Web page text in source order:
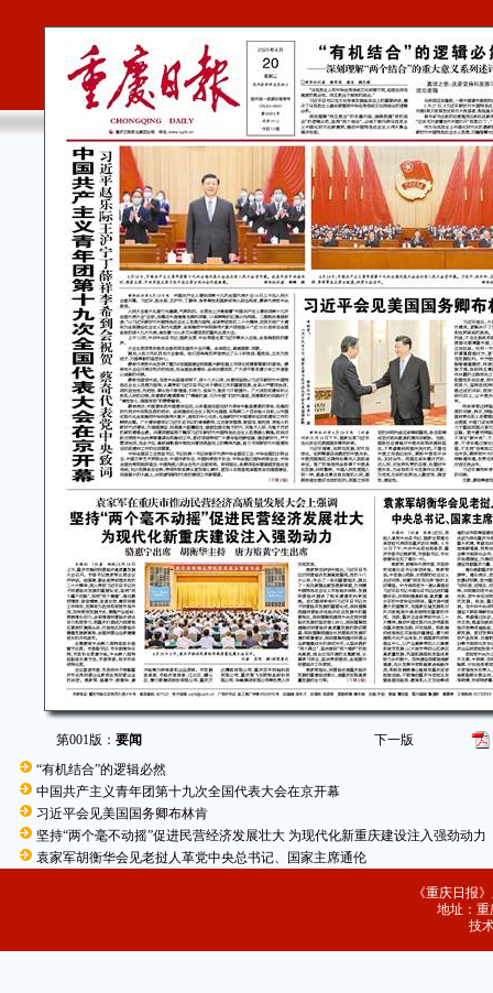
第001版：要闻
下一版
“有机结合”的逻辑必然
中国共产主义青年团第十九次全国代表大会在京开幕
习近平会见美国国务卿布林肯
坚持“两个毫不动摇”促进民营经济发展壮大 为现代化新重庆建设注入强劲动力
袁家军胡衡华会见老挝人革党中央总书记、国家主席通伦
《重庆日报
地址：重
技